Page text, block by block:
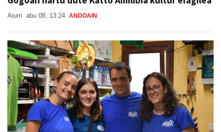
Aiurri abu 08, 13:24 ANDOAIN